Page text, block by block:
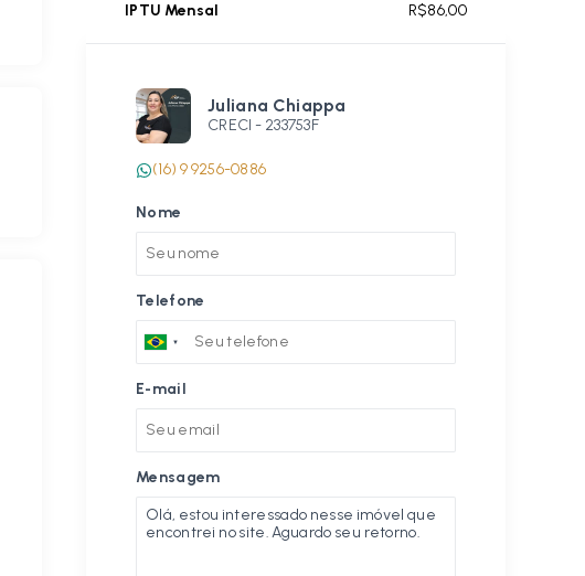
IPTU Mensal
R$86,00
Juliana Chiappa
CRECI - 233753F
(16) 9 9256-0886
Nome
Telefone
E-mail
Mensagem